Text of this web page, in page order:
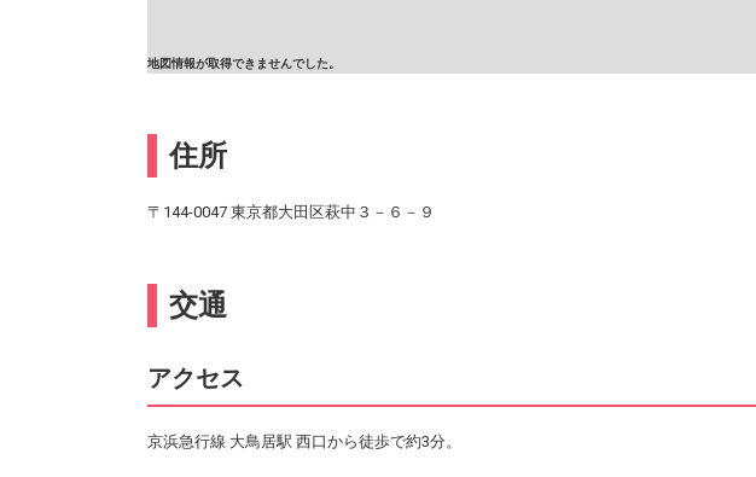
地図情報が取得できませんでした。
住所
〒144-0047 東京都大田区萩中３－６－９
交通
アクセス
京浜急行線 大鳥居駅 西口から徒歩で約3分。